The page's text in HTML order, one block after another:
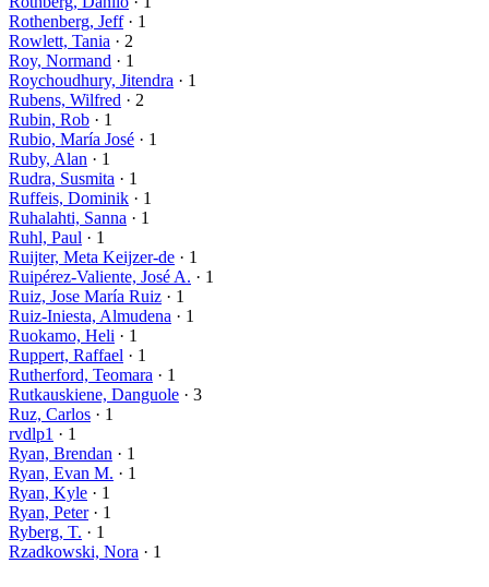
Rothenberg, Jeff· 1
Rowlett, Tania · 2
Roy, Normand · 1
Roychoudhury, Jitendra · 1
Rubens, Wilfred · 2
Rubin, Rob · 1
Rubio, María José · 1
Ruby, Alan · 1
Rudra, Susmita · 1
Ruffeis, Dominik · 1
Ruhalahti, Sanna · 1
Ruhl, Paul · 1
Ruijter, Meta Keijzer-de · 1
Ruipérez-Valiente, José A. · 1
Ruiz, Jose María Ruiz · 1
Ruiz-Iniesta, Almudena · 1
Ruokamo, Heli · 1
Ruppert, Raffael · 1
Rutherford, Teomara · 1
Rutkauskiene, Danguole · 3
Ruz, Carlos · 1
rvdlp1 · 1
Ryan, Brendan · 1
Ryan, Evan M. · 1
Ryan, Kyle · 1
Ryan, Peter· 1
Ryberg, T. · 1
Rzadkowski, Nora · 1